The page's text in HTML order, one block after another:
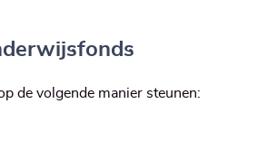
de volgende manier steunen: